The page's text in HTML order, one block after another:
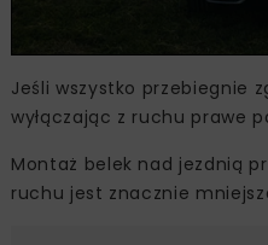
Jeśli wszystko przebiegnie
wyłączając z ruchu prawe
Montaż belek nad jezdnią
ruchu jest znacznie